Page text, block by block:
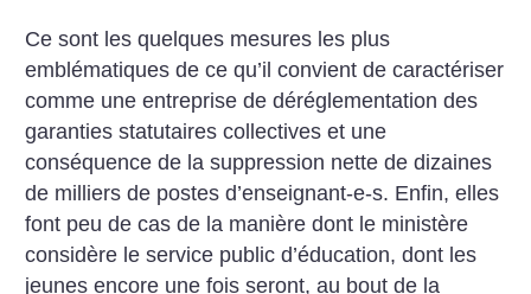
Ce sont les quelques mesures les plus
emblématiques de ce qu’il convient de caractériser
comme une entreprise de déréglementation des
garanties statutaires collectives et une
conséquence de la suppression nette de dizaines
de milliers de postes d’enseignant-e-s. Enfin, elles
font peu de cas de la manière dont le ministère
considère le service public d’éducation, dont les
jeunes encore une fois seront, au bout de la